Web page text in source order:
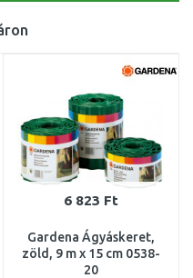
6 823 Ft
Gardena Ágyáskeret,
zöld, 9 m x 15 cm 0538-
20